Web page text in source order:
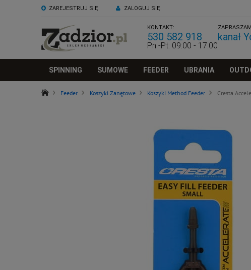
ZAREJESTRUJ SIĘ ZALOGUJ SIĘ
KONTAKT:
530 582 918
Pn -Pt: 09:00 - 17:00
kanał
SPINNING SUMOWE FEEDER UBRANIA
Feeder Koszyki Zanętowe Koszyki Method Feeder Cresta